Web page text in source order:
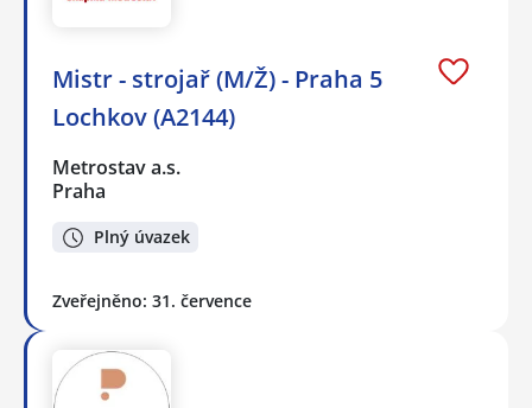
Mistr - strojař (M/Ž) - Praha 5
Lochkov (A2144)
Metrostav a.s.
Praha
Plný úvazek
Zveřejněno: 31. července